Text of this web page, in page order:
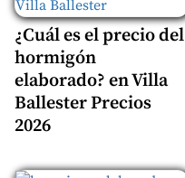
¿Cuál es el precio del
hormigón
elaborado? en Villa
Ballester Precios
2026